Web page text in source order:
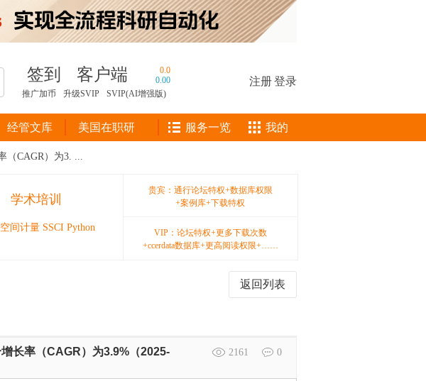
签到 客户端
0.0
0.00
推广加币
升级SVIP SVIP(AI增强版)
注册登录
经管文库 美国在职研 服务一览 我的
（CAGR）为3. ...
学术培训
空间计量 SSCI Python
贵宾：通行论坛特权+数据库权限
+案例库+下载特权
VIP：论坛特权+更多下载次数
+ccerdata数据库+更高阅读权限+……
返回列表
2161 0
长率（CAGR）为3.9%（2025-